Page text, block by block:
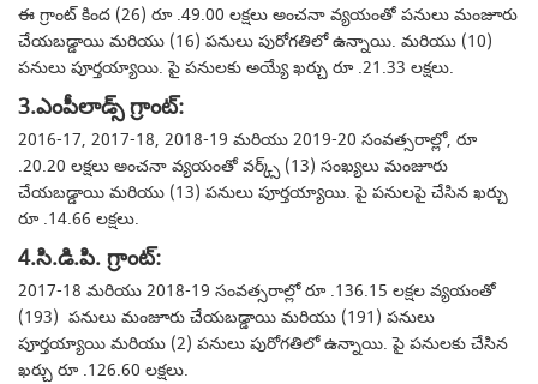
ఈ గ్రాంట్ కింద (26) రూ .49.00 లక్షలు అంచనా వ్యయంతో పనులు మంజూరు
చేయబడ్డాయి మరియు (16) పనులు పురోగతిలో ఉన్నాయి. మరియు (10)
పనులు పూర్తయ్యాయి. పై పనులకు అయ్యే ఖర్చు రూ .21.33 లక్షలు.
3.ఎంపీలాడ్స్ గ్రాంట్:
2016-17, 2017-18, 2018-19 మరియు 2019-20 సంవత్సరాల్లో, రూ
.20.20 లక్షలు అంచనా వ్యయంతో వర్క్స్ (13) సంఖ్యలు మంజూరు
చేయబడ్డాయి మరియు (13) పనులు పూర్తయ్యాయి. పై పనులపై చేసిన ఖర్చు
రూ .14.66 లక్షలు.
4.సి.డి.పి.గ్రాంట్:
2017-18 మరియు 2018-19 సంవత్సరాల్లో రూ .136.15 లక్షల వ్యయంతో
(193) పనులు మంజూరు చేయబడ్డాయి మరియు (191) పనులు
పూర్తయ్యాయి మరియు (2) పనులు పురోగతిలో ఉన్నాయి. పై పనులకు చేసిన
ఖర్చు రూ .126.60 లక్షలు.